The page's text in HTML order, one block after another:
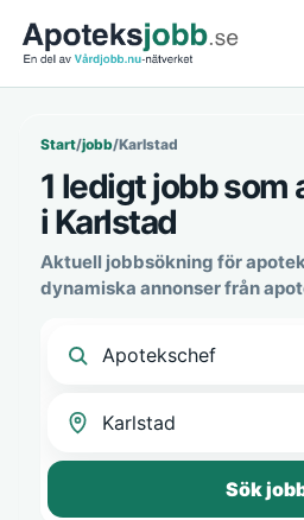
Start/jobb/Karlstad
1 ledigt jobb som
i Karlstad
Aktuell jobbsökning för
dynamiska annonser från
Sök